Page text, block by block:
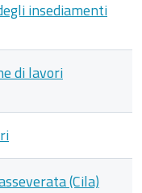
insediamenti
di lavori
(Cila)